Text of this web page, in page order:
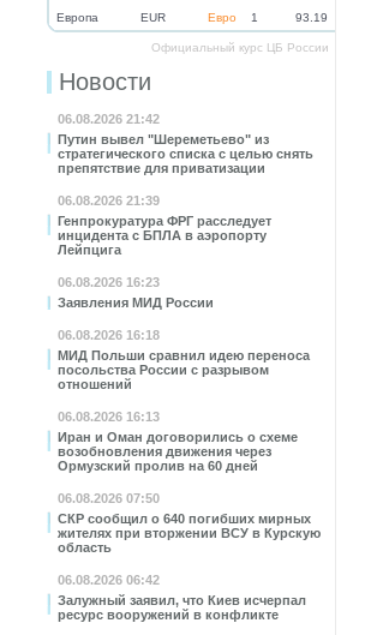
Eвропа
EUR Евро 1 93.19
Официальный курс ЦБ России
Новости
06.08.2026 21:42
Путин вывел "Шереметьево" из
стратегического списка с целью снять
препятствие для приватизации
06.08.2026 21:39
Генпрокуратура ФРГ расследует
инцидента с БПЛА в аэропорту
Лейпцига
06.08.2026 16:23
Заявления МИД России
06.08.2026 16:18
МИД Польши сравнил идею переноса
посольства России с разрывом
отношений
06.08.2026 16:13
Иран и Оман договорились о схеме
возобновления движения через
Ормузский пролив на 60 дней
06.08.2026 07:50
СКР сообщил о 640 погибших мирных
жителях при вторжении ВСУ в Курскую
область
06.08.2026 06:42
Залужный заявил, что Киев исчерпал
ресурс вооружений в конфликте